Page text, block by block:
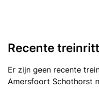
Recente
Er zijn geen recente
Amersfoort Schothorst